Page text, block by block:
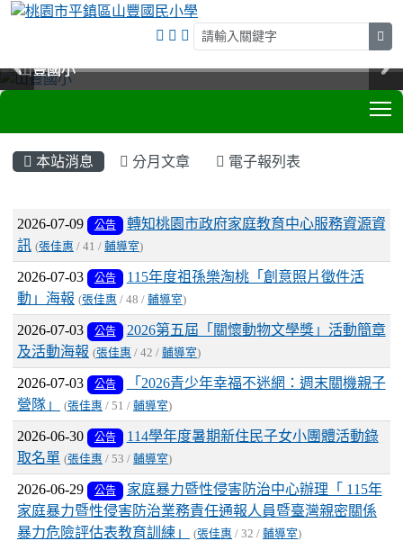
山豐國小
山豐國小
山豐國小
山豐國小
本站消息 分月文章 電子報列表
文章列表
2026-07-09 公告
轉知桃園市政府家庭教育中心服務資源資
訊 (張佳惠 / 41 / 輔導室)
2026-07-03 公告
115年度祖孫樂淘桃「創意照片徵件活
動」海報 (張佳惠 / 48 / 輔導室)
2026-07-03 公告
2026第五屆「關懷動物文學獎」活動簡章
及活動海報 (張佳惠 / 42 / 輔導室)
2026-07-03 公告
「2026青少年幸福不迷網：週末關機親子
營隊」
(張佳惠 / 51 / 輔導室)
2026-06-30 公告
114學年度暑期新住民子女小團體活動錄
取名單 (張佳惠 / 53 / 輔導室)
2026-06-29 公告
家庭暴力暨性侵害防治中心辦理「 115年
家庭暴力暨性侵害防治業務責任通報人員暨臺灣親密關係
暴力危險評估表教育訓練」
(張佳惠 / 32 / 輔導室)